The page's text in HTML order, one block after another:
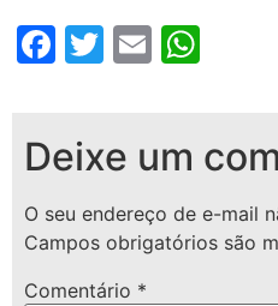
Facebook
Twitter
Email
Deixe um
O seu endereço de e-mail
Campos obrigatórios são
Comentário *